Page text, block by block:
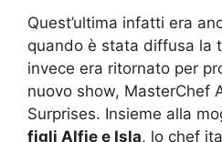
Quest’ultima infatti era
quando è stata diffusa la
invece era ritornato per
nuovo show, MasterChef
Surprises. Insieme alla
figli Alfie e Isla, lo chef